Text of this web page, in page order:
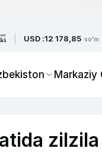
USD :12 178,85 so'm
Markaziy